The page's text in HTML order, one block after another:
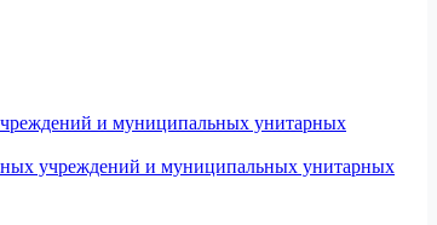
и муниципальных унитарных
учреждений и муниципальных унитарных